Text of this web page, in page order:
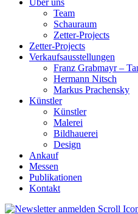
Über uns
Team
Schauraum
Zetter-Projects
Zetter-Projects
Verkaufsausstellungen
Franz Grabmayr –
Hermann Nitsch
Markus Prachensky
Künstler
Künstler
Malerei
Bildhauerei
Design
Ankauf
Messen
Publikationen
Kontakt